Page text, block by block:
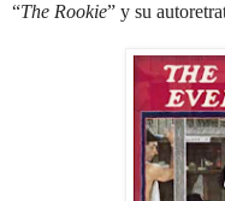
“The Rookie” y su